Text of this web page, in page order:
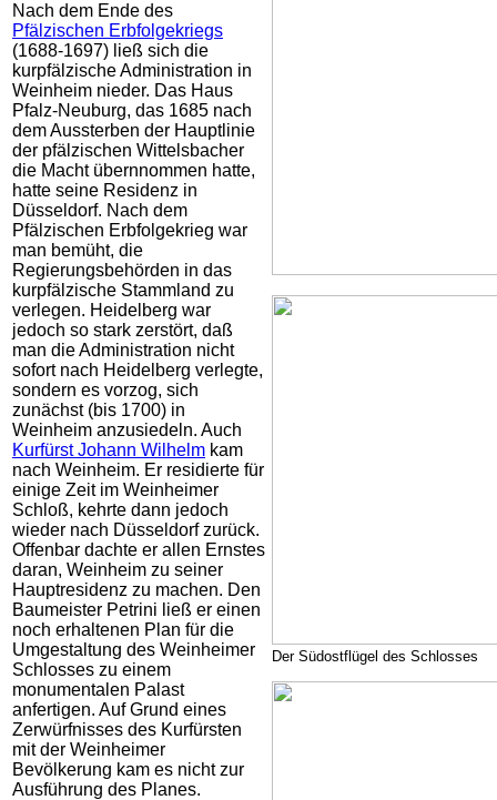
Nach dem Ende des
Pfälzischen Erbfolgekriegs
(1688-1697) ließ sich die
kurpfälzische Administration in
Weinheim nieder. Das Haus
Pfalz-Neuburg, das 1685 nach
dem Aussterben der Hauptlinie
der pfälzischen Wittelsbacher
die Macht übernnommen hatte,
hatte seine Residenz in
Düsseldorf. Nach dem
Pfälzischen Erbfolgekrieg war
man bemüht, die
Regierungsbehörden in das
kurpfälzische Stammland zu
verlegen. Heidelberg war
jedoch so stark zerstört, daß
man die Administration nicht
sofort nach Heidelberg verlegte,
sondern es vorzog, sich
zunächst (bis 1700) in
Weinheim anzusiedeln. Auch
Kurfürst Johann Wilhelm kam
nach Weinheim. Er residierte für
einige Zeit im Weinheimer
Schloß, kehrte dann jedoch
wieder nach Düsseldorf zurück.
Offenbar dachte er allen Ernstes
daran, Weinheim zu seiner
Hauptresidenz zu machen. Den
Baumeister Petrini ließ er einen
noch erhaltenen Plan für die
Umgestaltung des Weinheimer
Schlosses zu einem
monumentalen Palast
anfertigen. Auf Grund eines
Zerwürfnisses des Kurfürsten
mit der Weinheimer
Bevölkerung kam es nicht zur
Ausführung des Planes.
Der Südostflügel des Schlosses